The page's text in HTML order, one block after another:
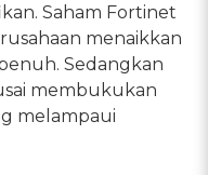
Saham Fortinet
menaikkan
Sedangkan
membukukan
melampaui